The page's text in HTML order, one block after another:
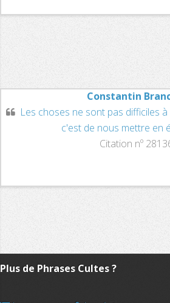
Constantin
Les choses ne sont pas difficiles
c'est de nous mettre en
Citation nº
Plus de Phrases Cultes ?